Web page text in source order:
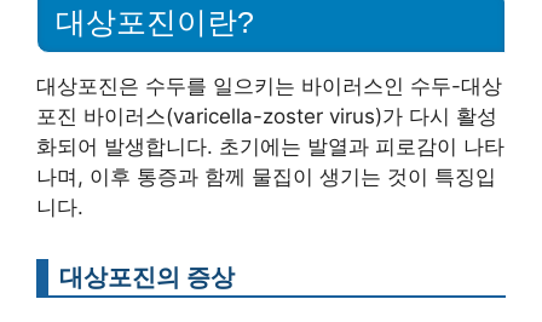
대상포진이란?
대상포진은 수두를 일으키는 바이러스인 수두-대상
포진 바이러스(varicella-zoster virus)가 다시 활성
화되어 발생합니다. 초기에는 발열과 피로감이 나타
나며, 이후 통증과 함께 물집이 생기는 것이 특징입
니다.
대상포진의 증상